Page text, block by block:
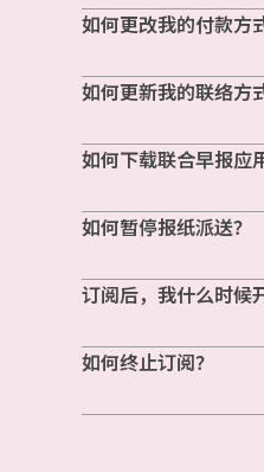
如何更改我的付款方
如何更新我的联络方
如何下载联合早报应
如何暂停报纸派送？
订阅后，我什么时候
如何终止订阅？